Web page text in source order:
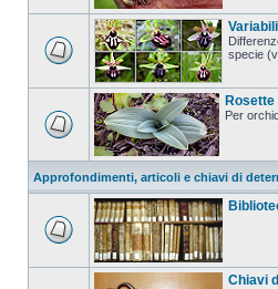
specie
Per
Approfondimenti, articoli e chiavi di
Chiavi